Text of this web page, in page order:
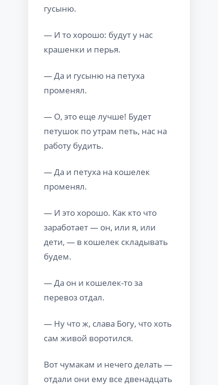
гусыню.
— И то хорошо: будут у нас
крашенки и перья.
— Да и гусыню на петуха
променял.
— О, это еще лучше! Будет
петушок по утрам петь, нас на
работу будить.
— Да и петуха на кошелек
променял.
— И это хорошо. Как кто что
заработает — он, или я, или
дети, — в кошелек складывать
будем.
— Да он и кошелек-то за
перевоз отдал.
— Ну что ж, слава Богу, что хоть
сам живой воротился.
Вот чумакам и нечего делать —
отдали они ему все двенадцать